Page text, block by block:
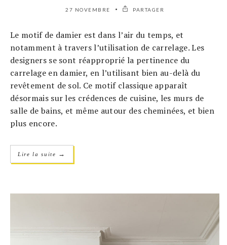
27 NOVEMBRE PARTAGER
Le motif de damier est dans l’air du temps, et
notamment à travers l’utilisation de carrelage. Les
designers se sont réapproprié la pertinence du
carrelage en damier, en l’utilisant bien au-delà du
revêtement de sol. Ce motif classique apparaît
désormais sur les crédences de cuisine, les murs de
salle de bains, et même autour des cheminées, et bien
plus encore.
Lire la suite →